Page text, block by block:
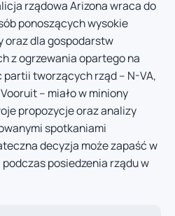
rządowa Arizona wraca do
ponoszących wysokie
oraz dla gospodarstw
z ogrzewania opartego na
tworzących rząd – N-VA,
– miało w miniony
propozycje oraz analizy
spotkaniami
decyzja może zapaść w
posiedzenia rządu w